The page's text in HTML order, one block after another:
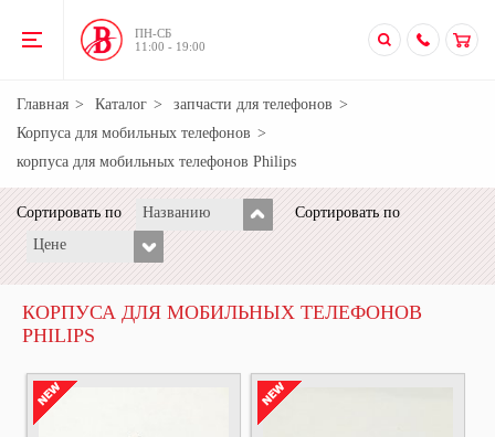
ПН-CБ
11:00 - 19:00
Главная Каталог
запчасти для телефонов
Корпуса для мобильных телефонов
корпуса для мобильных телефонов Philips
Сортировать по Названию
Сортировать по
Цене
КОРПУСА ДЛЯ МОБИЛЬНЫХ ТЕЛЕФОНОВ
PHILIPS